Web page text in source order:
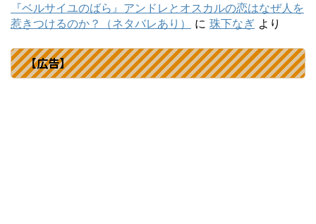
『ベルサイユのばら』アンドレとオスカルの恋はなぜ人を
惹きつけるのか？（ネタバレあり）
に 珠下なぎ より
【広告】